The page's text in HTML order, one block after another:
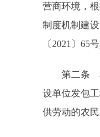
营商环境，
制度机制建
〔2021〕65
第二条 本
设单位发包
供劳动的农